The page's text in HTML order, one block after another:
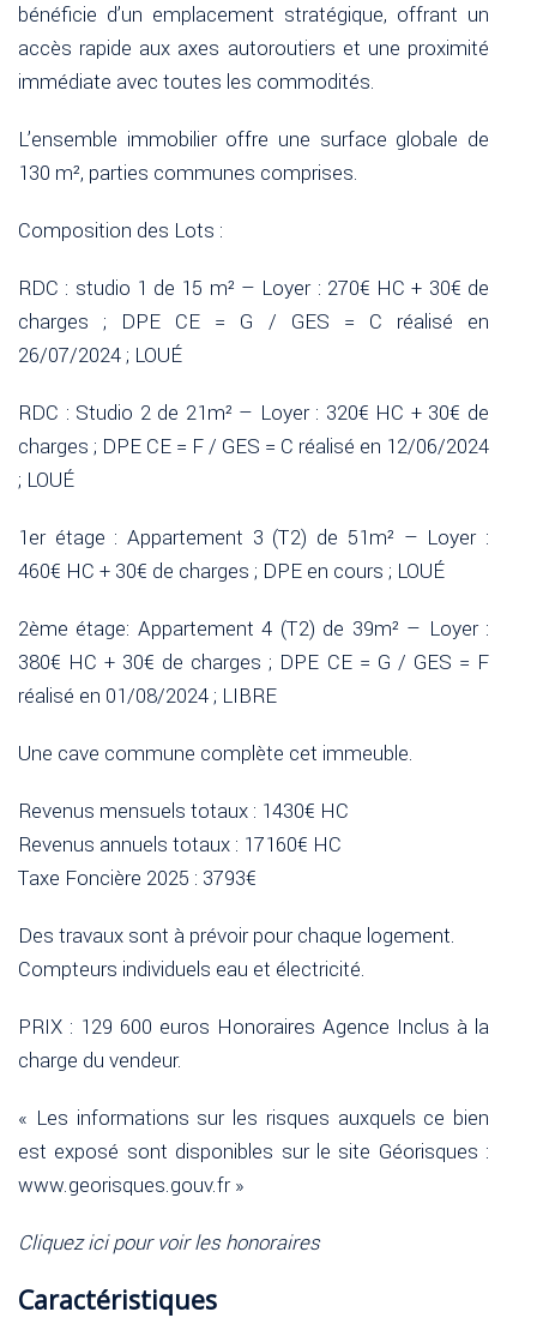
bénéficie d’un emplacement stratégique, offrant un
accès rapide aux axes autoroutiers et une proximité
immédiate avec toutes les commodités.
L’ensemble immobilier offre une surface globale de
130 m², parties communes comprises.
Composition des Lots :
RDC : studio 1 de 15 m² – Loyer : 270€ HC + 30€ de
charges ; DPE CE = G / GES = C réalisé en
26/07/2024 ; LOUÉ
RDC : Studio 2 de 21m² – Loyer : 320€ HC + 30€ de
charges ; DPE CE = F / GES = C réalisé en 12/06/2024
; LOUÉ
1er étage : Appartement 3 (T2) de 51m² – Loyer :
460€ HC + 30€ de charges ; DPE en cours ; LOUÉ
2ème étage: Appartement 4 (T2) de 39m² – Loyer :
380€ HC + 30€ de charges ; DPE CE = G / GES = F
réalisé en 01/08/2024 ; LIBRE
Une cave commune complète cet immeuble.
Revenus mensuels totaux : 1430€ HC
Revenus annuels totaux : 17160€ HC
Taxe Foncière 2025 : 3793€
Des travaux sont à prévoir pour chaque logement.
Compteurs individuels eau et électricité.
PRIX : 129 600 euros Honoraires Agence Inclus à la
charge du vendeur.
« Les informations sur les risques auxquels ce bien
est exposé sont disponibles sur le site Géorisques :
www.georisques.gouv.fr »
Cliquez ici pour voir les honoraires
Caractéristiques